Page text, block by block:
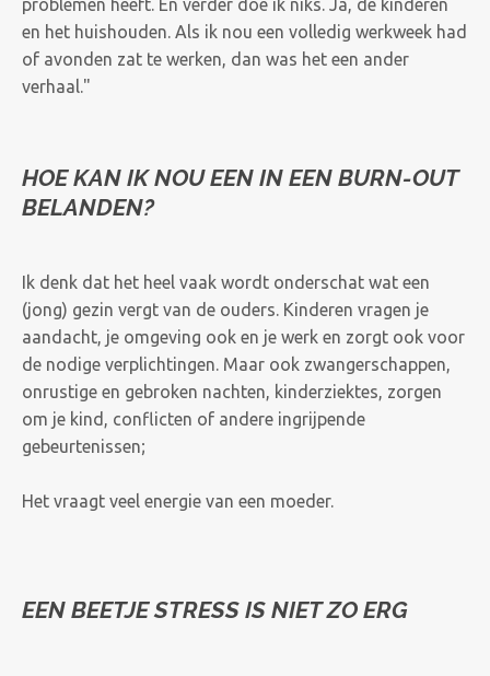
problemen heeft. En verder doe ik niks. Ja, de kinderen
en het huishouden. Als ik nou een volledig werkweek had
of avonden zat te werken, dan was het een ander
verhaal."
HOE KAN IK NOU EEN IN EEN BURN-OUT
BELANDEN?
Ik denk dat het heel vaak wordt onderschat wat een
(jong) gezin vergt van de ouders. Kinderen vragen je
aandacht, je omgeving ook en je werk en zorgt ook voor
de nodige verplichtingen. Maar ook zwangerschappen,
onrustige en gebroken nachten, kinderziektes, zorgen
om je kind, conflicten of andere ingrijpende
gebeurtenissen;
Het vraagt veel energie van een moeder.
EEN BEETJE STRESS IS NIET ZO ERG